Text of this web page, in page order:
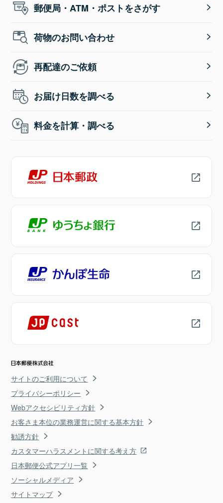
郵便局・ATM・ポストをさがす
荷物のお問い合わせ
再配達のご依頼
お届け日数を調べる
料金を計算・調べる
サイトのご利用について
プライバシーポリシー
Webアクセシビリティ方針
お客さま本位の業務運営に関する基本方針
勧誘方針
カスタマーハラスメントに関する考え方
日本郵便公式アプリ一覧
ソーシャルメディア
サイトマップ